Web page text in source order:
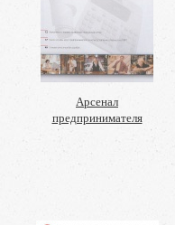
Арсенал
предпринимателя